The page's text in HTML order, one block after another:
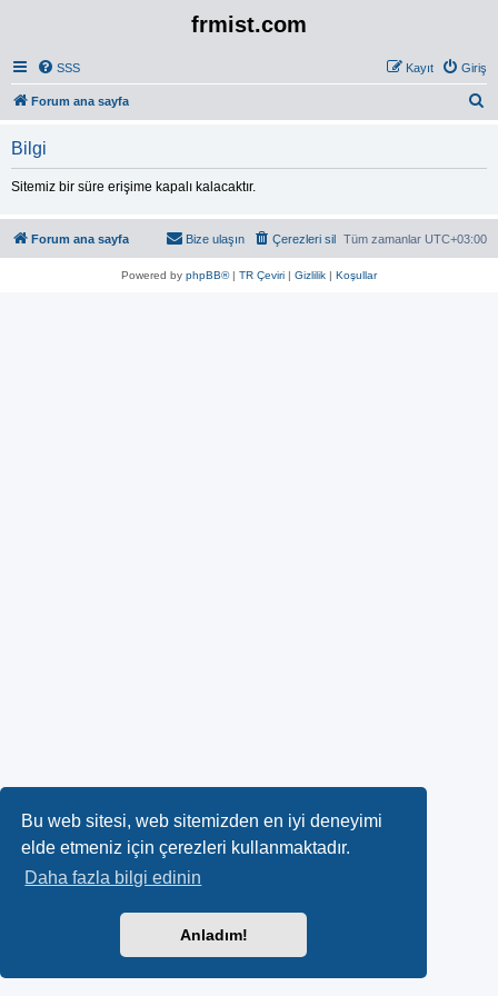
Bu web sitesi, web sitemizden en iyi deneyimi
elde etmeniz için çerezleri kullanmaktadır.
Daha fazla bilgi edinin
Anladım!
frmist.com
SSS Giriş
Kayıt
Forum ana sayfa
Bilgi
Sitemiz bir süre erişime kapalı kalacaktır.
Forum ana sayfa Tüm zamanlar UTC+03:00
Çerezleri sil
Bize ulaşın
Powered by phpBB®| TR Çeviri | Gizlilik | Koşullar